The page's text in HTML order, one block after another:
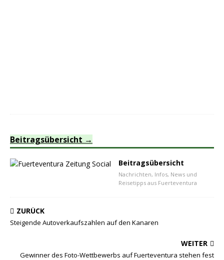
Beitragsübersicht
Beitragsübersicht
Nachrichten, Infos, News und
Reisetipps aus Fuerteventura
ZURÜCK
Steigende Autoverkaufszahlen auf den Kanaren
WEITER
Gewinner des Foto-Wettbewerbs auf Fuerteventura stehen fest